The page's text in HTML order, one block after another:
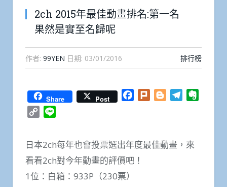
2ch 2015年最佳動畫排名:第一名
果然是實至名歸呢
作者: 99YEN 日期: 03/01/2016 排行榜
Share Post Facebook
Plurk BloggerTelegram
Copy
日本2ch每年也會投票選出年度最佳動畫，來
看看2ch對今年動畫的評價吧！
1位：白箱：933P（230票）